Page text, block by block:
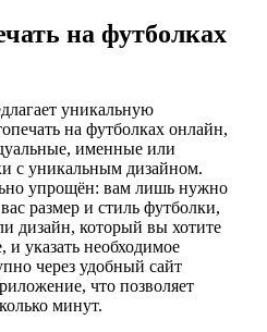
на футболках
уникальную
на футболках онлайн,
именные или
с уникальным дизайном.
упрощён: вам лишь нужно
размер и стиль футболки,
дизайн, который вы хотите
и указать необходимое
через удобный сайт
что позволяет
минут.